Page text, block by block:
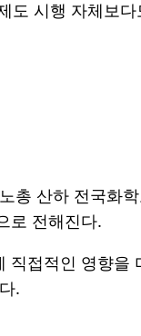
도 시행 자체보
총 산하 전국화
로 전해진다.
접적인 영향을
.